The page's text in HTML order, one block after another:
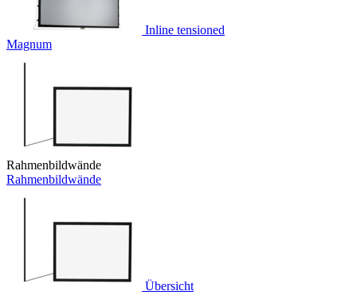
Inline tensioned
Magnum
Rahmenbildwände
Rahmenbildwände
Übersicht